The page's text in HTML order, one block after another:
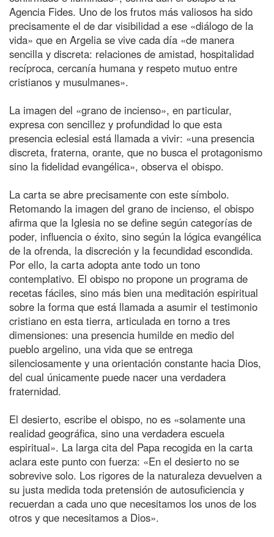
Agencia Fides. Uno de los frutos más valiosos ha sido
precisamente el de dar visibilidad a ese «diálogo de la
vida» que en Argelia se vive cada día «de manera
sencilla y discreta: relaciones de amistad, hospitalidad
recíproca, cercanía humana y respeto mutuo entre
cristianos y musulmanes».
La imagen del «grano de incienso», en particular,
expresa con sencillez y profundidad lo que esta
presencia eclesial está llamada a vivir: «una presencia
discreta, fraterna, orante, que no busca el protagonismo
sino la fidelidad evangélica», observa el obispo.
La carta se abre precisamente con este símbolo.
Retomando la imagen del grano de incienso, el obispo
afirma que la Iglesia no se define según categorías de
poder, influencia o éxito, sino según la lógica evangélica
de la ofrenda, la discreción y la fecundidad escondida.
Por ello, la carta adopta ante todo un tono
contemplativo. El obispo no propone un programa de
recetas fáciles, sino más bien una meditación espiritual
sobre la forma que está llamada a asumir el testimonio
cristiano en esta tierra, articulada en torno a tres
dimensiones: una presencia humilde en medio del
pueblo argelino, una vida que se entrega
silenciosamente y una orientación constante hacia Dios,
del cual únicamente puede nacer una verdadera
fraternidad.
El desierto, escribe el obispo, no es «solamente una
realidad geográfica, sino una verdadera escuela
espiritual». La larga cita del Papa recogida en la carta
aclara este punto con fuerza: «En el desierto no se
sobrevive solo. Los rigores de la naturaleza devuelven a
su justa medida toda pretensión de autosuficiencia y
recuerdan a cada uno que necesitamos los unos de los
otros y que necesitamos a Dios».